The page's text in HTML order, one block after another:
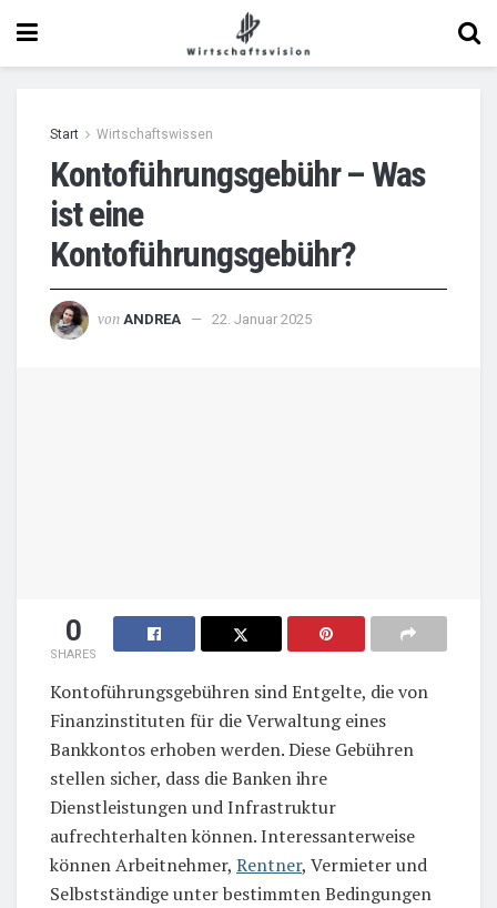
Start Wirtschaftswissen
Kontoführungsgebühr – Was
ist eine
Kontoführungsgebühr?
von ANDREA 22. Januar 2025
0
SHARES
Kontoführungsgebühren sind Entgelte, die von
Finanzinstituten für die Verwaltung eines
Bankkontos erhoben werden. Diese Gebühren
stellen sicher, dass die Banken ihre
Dienstleistungen und Infrastruktur
aufrechterhalten können. Interessanterweise
können Arbeitnehmer, Rentner, Vermieter und
Selbstständige unter bestimmten Bedingungen